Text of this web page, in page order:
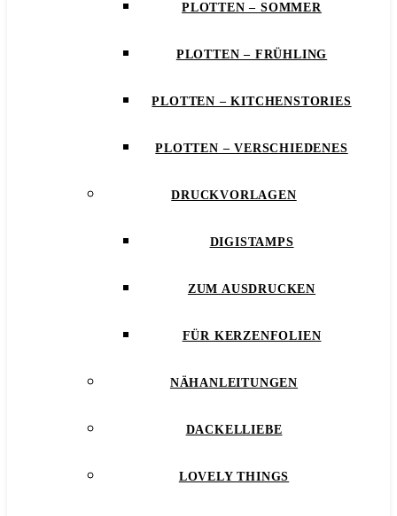
PLOTTEN – SOMMER
PLOTTEN – FRÜHLING
PLOTTEN – KITCHENSTORIES
PLOTTEN – VERSCHIEDENES
DRUCKVORLAGEN
DIGISTAMPS
ZUM AUSDRUCKEN
FÜR KERZENFOLIEN
NÄHANLEITUNGEN
DACKELLIEBE
LOVELY THINGS